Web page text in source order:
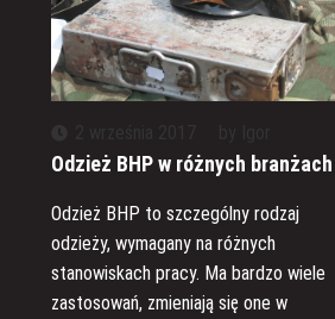
Odzież BHP w różnych branżach
Odzież BHP to szczególny rodzaj
odzieży, wymagany na różnych
stanowiskach pracy. Ma bardzo wiele
zastosowań, zmieniają się one w